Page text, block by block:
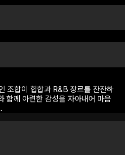
조합이 힙합과 R&B 장르를 잔잔하
함께 아련한 감성을 자아내어 마음